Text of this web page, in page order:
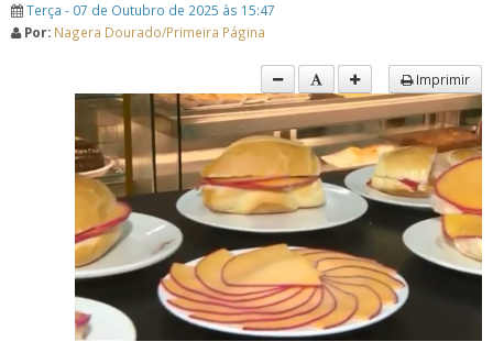
Terça - 07 de Outubro de 2025 às 15:47
Por: Nagera Dourado/Primeira Página
Imprimir